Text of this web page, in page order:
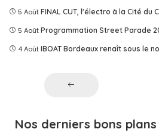
5 Août FINAL CUT, l'électro à la Cité du
5 Août Programmation Street Parade
4 Août IBOAT Bordeaux renaît sous le
Nos derniers bons plans